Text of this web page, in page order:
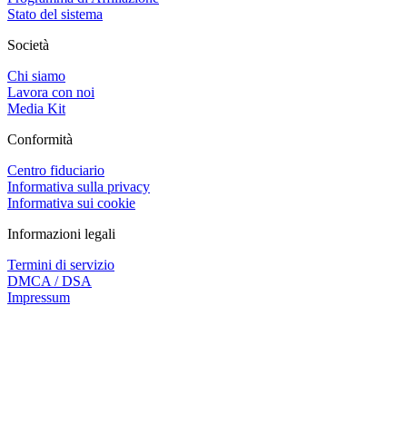
Stato del sistema
Società
Chi siamo
Lavora con noi
Media Kit
Conformità
Centro fiduciario
Informativa sulla privacy
Informativa sui cookie
Informazioni legali
Termini di servizio
DMCA / DSA
Impressum